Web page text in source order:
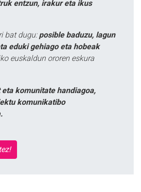
entzun, irakur eta ikus
bat dugu: posible baduzu, lagun
eduki gehiago eta hobeak
euskaldun ororen eskura
eta komunitate handiagoa,
komunikatibo